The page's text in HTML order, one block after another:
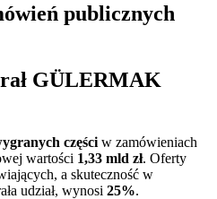
publicznych
GÜLERMAK
części w zamówieniach
wartości 1,33 mld zł. Oferty
a skuteczność w
udział, wynosi 25%.